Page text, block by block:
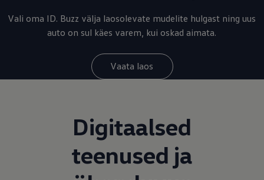
Vali oma ID. Buzz välja laosolevate mudelite hulgast ning uus
auto on sul käes varem, kui oskad aimata.
Vaata laos
Digitaalsed
teenused ja